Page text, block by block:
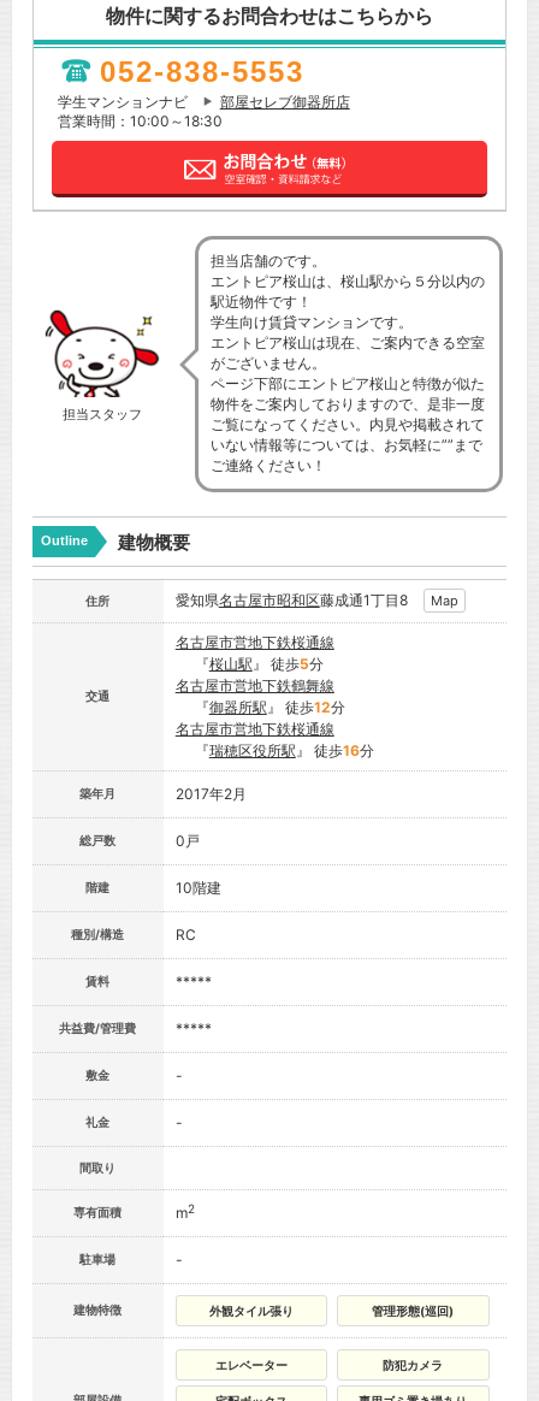
物件に関するお問合わせはこちらから
052-838-5553
学生マンションナビ
部屋セレブ御器所店
営業時間：10:00～18:30
担当スタッフ
担当店舗のです。
エントピア桜山は、桜山駅から５分以内の
駅近物件です！
学生向け賃貸マンションです。
エントピア桜山は現在、ご案内できる空室
がございません。
ページ下部にエントピア桜山と特徴が似た
物件をご案内しておりますので、是非一度
ご覧になってください。内見や掲載されて
いない情報等については、お気軽に””まで
ご連絡ください！
Outline 建物概要
住所 愛知県名古屋市昭和区藤成通1丁目8 Map
交通
名古屋市営地下鉄桜通線
『桜山駅』 徒歩5分
名古屋市営地下鉄鶴舞線
『御器所駅』 徒歩12分
名古屋市営地下鉄桜通線
『瑞穂区役所駅』 徒歩16分
築年月 2017年2月
総戸数 0戸
階建 10階建
種別/構造 RC
賃料 *****
共益費/管理費 *****
敷金 -
礼金 -
間取り
専有面積 m2
駐車場 -
建物特徴 外観タイル張り 管理形態(巡回)
エレベーター 防犯カメラ